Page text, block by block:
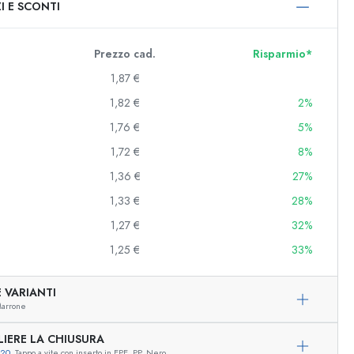
ml
ml
decorate
E SCONTI
Prezzo cad.
Risparmio*
1,87 €
1,82 €
2%
1,76 €
5%
1,72 €
8%
1,36 €
27%
1,33 €
28%
1,27 €
32%
1,25 € 33%
VARIANTI
LA CHIUSURA